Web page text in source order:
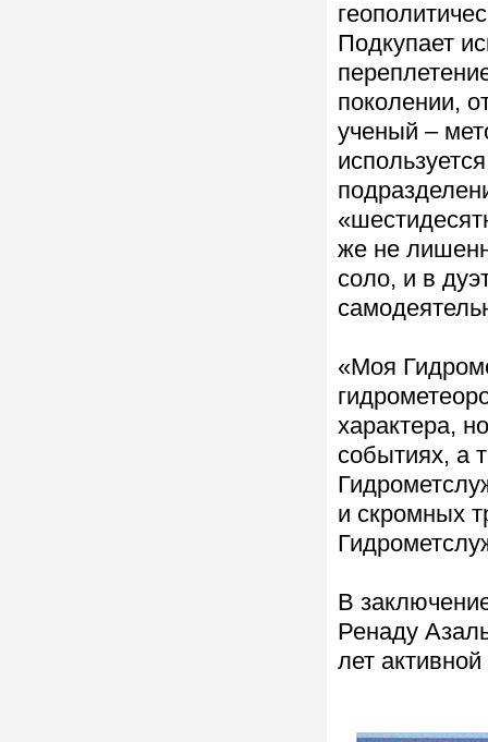
Подкупает
поколении,
ученый –
же не
соло, и в
«Моя
характера,
событиях, а
и скромных
В
Ренаду
лет